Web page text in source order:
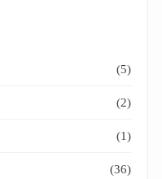
(5)
(2)
(1)
(36)